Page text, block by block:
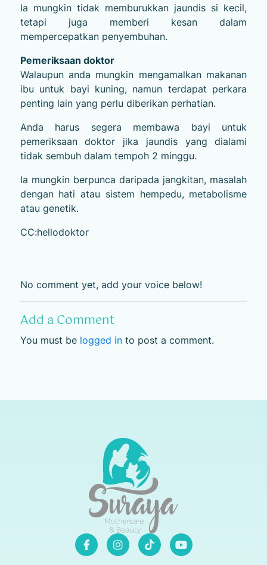
Ia mungkin tidak memburukkan jaundis si kecil,
tetapi juga memberi kesan dalam
mempercepatkan penyembuhan.
Pemeriksaan doktor
Walaupun anda mungkin mengamalkan makanan
ibu untuk bayi kuning, namun terdapat perkara
penting lain yang perlu diberikan perhatian.
Anda harus segera membawa bayi untuk
pemeriksaan doktor jika jaundis yang dialami
tidak sembuh dalam tempoh 2 minggu.
Ia mungkin berpunca daripada jangkitan, masalah
dengan hati atau sistem hempedu, metabolisme
atau genetik.
CC:hellodoktor
No comment yet, add your voice below!
Add a Comment
You must be logged into post a comment.